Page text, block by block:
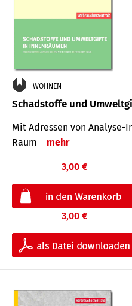
WOHNEN
Schadstoffe und
Mit Adressen von
Raum
mehr
3,00 €
3,00 €